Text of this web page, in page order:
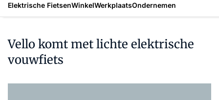
Elektrische FietsenWinkelWerkplaatsOndernemen
Vello komt met lichte elektrische
vouwfiets